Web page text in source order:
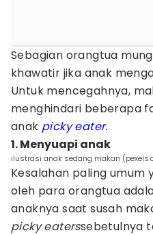
Sebagian orangtua
khawatir jika anak
Untuk mencegahnya,
menghindari beberapa
anak picky eater.
1. Menyuapi anak
ilustrasi anak sedang makan
Kesalahan paling umum
oleh para orangtua
anaknya saat susah
picky eaterssebetulnya